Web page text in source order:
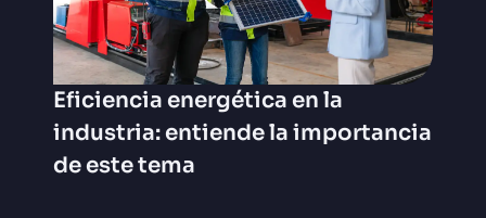
Eficiencia energética en la
industria: entiende la importancia
de este tema